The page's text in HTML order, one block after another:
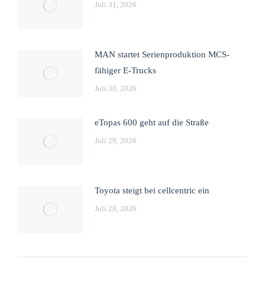
Juli 31, 2026
MAN startet Serienproduktion MCS-
fähiger E-Trucks
Juli 30, 2026
eTopas 600 geht auf die Straße
Juli 29, 2026
Toyota steigt bei cellcentric ein
Juli 28, 2026